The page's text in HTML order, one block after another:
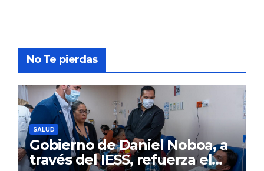
No Te pierdas
SALUD
Gobierno de Daniel Noboa, a
través del IESS, refuerza el